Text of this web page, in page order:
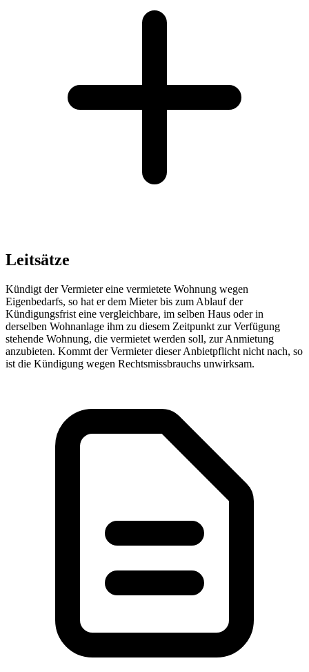
Leitsätze
Kündigt der Vermieter eine vermietete Wohnung wegen
Eigenbedarfs, so hat er dem Mieter bis zum Ablauf der
Kündigungsfrist eine vergleichbare, im selben Haus oder in
derselben Wohnanlage ihm zu diesem Zeitpunkt zur Verfügung
stehende Wohnung, die vermietet werden soll, zur Anmietung
anzubieten. Kommt der Vermieter dieser Anbietpflicht nicht nach, so
ist die Kündigung wegen Rechtsmissbrauchs unwirksam.